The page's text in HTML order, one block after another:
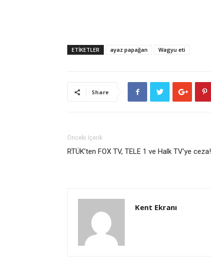
ETİKETLER ayaz papağan Wagyu eti
Share
Önceki İçerik
RTÜK’ten FOX TV, TELE 1 ve Halk TV’ye ceza!
Kent Ekranı